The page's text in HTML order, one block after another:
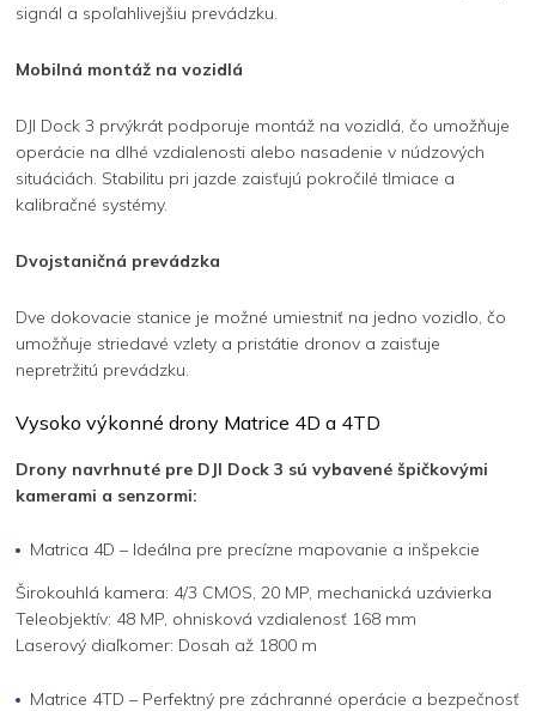
signál a spoľahlivejšiu prevádzku.
Mobilná montáž na vozidlá
DJI Dock 3 prvýkrát podporuje montáž na vozidlá, čo umožňuje
operácie na dlhé vzdialenosti alebo nasadenie v núdzových
situáciách. Stabilitu pri jazde zaisťujú pokročilé tlmiace a
kalibračné systémy.
Dvojstaničná prevádzka
Dve dokovacie stanice je možné umiestniť na jedno vozidlo, čo
umožňuje striedavé vzlety a pristátie dronov a zaisťuje
nepretržitú prevádzku.
Vysoko výkonné drony Matrice 4D a 4TD
Drony navrhnuté pre DJI Dock 3 sú vybavené špičkovými
kamerami a senzormi:
Matrica 4D – Ideálna pre precízne mapovanie a inšpekcie
Širokouhlá kamera: 4/3 CMOS, 20 MP, mechanická uzávierka
Teleobjektív: 48 MP, ohnisková vzdialenosť 168 mm
Laserový diaľkomer: Dosah až 1800 m
Matrice 4TD – Perfektný pre záchranné operácie a bezpečnosť